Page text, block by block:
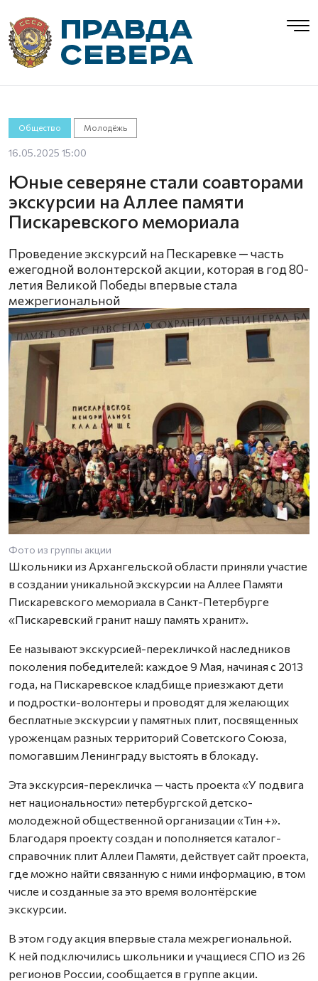
Общество Молодёжь
16.05.2025 15:00
Юные северяне стали соавторами
экскурсии на Аллее памяти
Пискаревского мемориала
Проведение экскурсий на Пескаревке — часть
ежегодной волонтерской акции, которая в год 80-
летия Великой Победы впервые стала
межрегиональной
Фото из группы акции
Школьники из Архангельской области приняли участие
в создании уникальной экскурсии на Аллее Памяти
Пискаревского мемориала в Санкт-Петербурге
«Пискаревский гранит нашу память хранит».
Ее называют экскурсией-перекличкой наследников
поколения победителей: каждое 9 Мая, начиная с 2013
года, на Пискаревское кладбище приезжают дети
и подростки-волонтеры и проводят для желающих
бесплатные экскурсии у памятных плит, посвященных
уроженцам разных территорий Советского Союза,
помогавшим Ленинграду выстоять в блокаду.
Эта экскурсия-перекличка — часть проекта «У подвига
нет национальности» петербургской детско-
молодежной общественной организации «Тин +».
Благодаря проекту создан и пополняется каталог-
справочник плит Аллеи Памяти, действует сайт проекта,
где можно найти связанную с ними информацию, в том
числе и созданные за это время волонтёрские
экскурсии.
В этом году акция впервые стала межрегиональной.
К ней подключились школьники и учащиеся СПО из 26
регионов России, сообщается в группе акции.